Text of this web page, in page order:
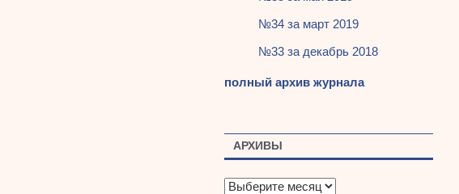
№34 за март 2019
№33 за декабрь 2018
полный архив журнала
АРХИВЫ
А